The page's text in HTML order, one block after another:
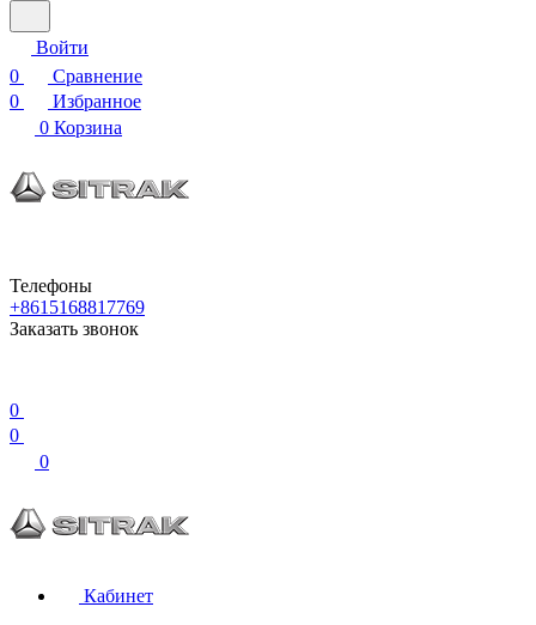
Войти
0
Сравнение
0
Избранное
0 Корзина
Телефоны
+8615168817769
Заказать звонок
0
0
0
Кабинет